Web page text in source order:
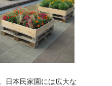
日本民家園には広大な